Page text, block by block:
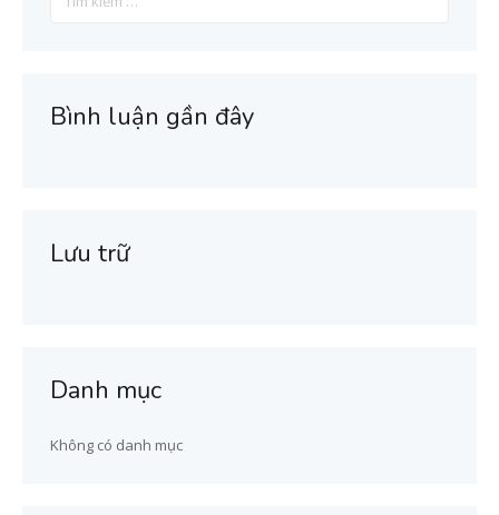
kiếm
Bình luận gần đây
Lưu trữ
Danh mục
Không có danh mục